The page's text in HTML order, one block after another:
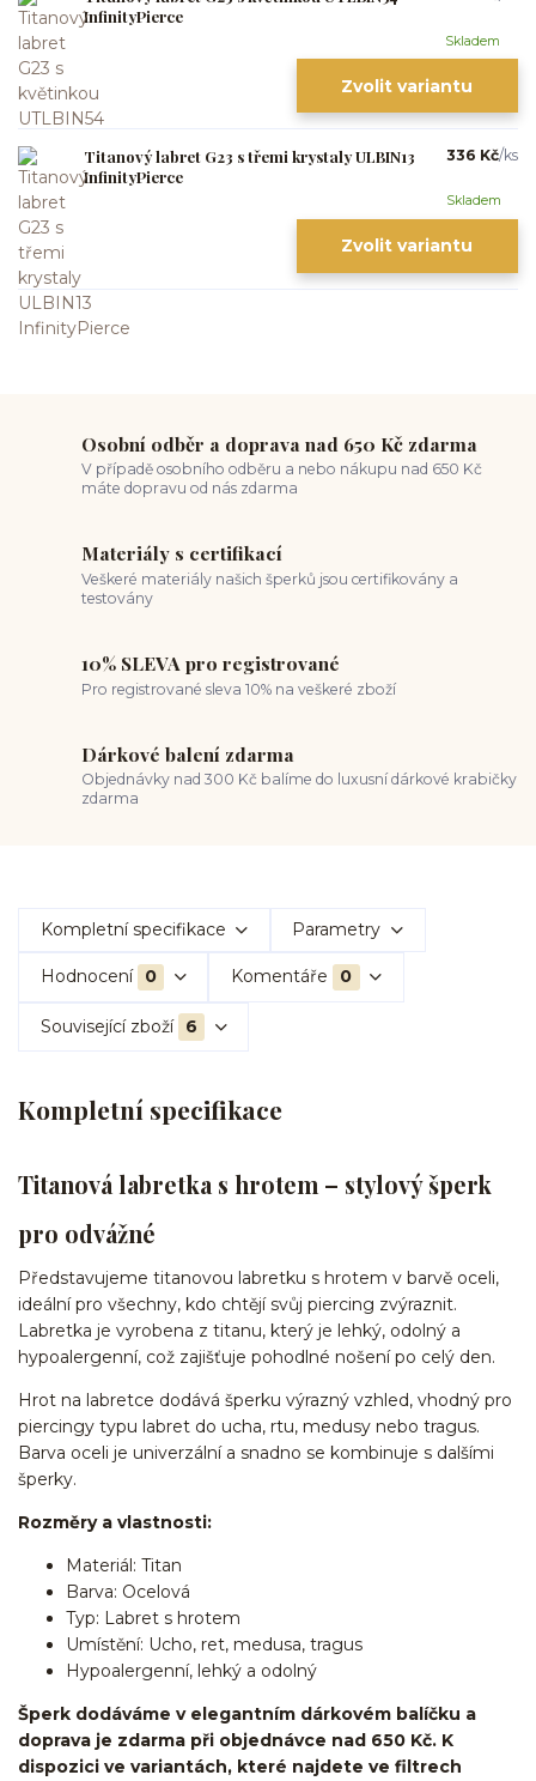
InfinityPierce
Skladem
Zvolit variantu
Titanový labret G23 s třemi krystaly ULBIN13
InfinityPierce
336 Kč/ks
Skladem
Zvolit variantu
Osobní odběr a doprava nad 650 Kč zdarma
V případě osobního odběru a nebo nákupu nad 650 Kč
máte dopravu od nás zdarma
Materiály s certifikací
Veškeré materiály našich šperků jsou certifikovány a
testovány
10% SLEVA pro registrované
Pro registrované sleva 10% na veškeré zboží
Dárkové balení zdarma
Objednávky nad 300 Kč balíme do luxusní dárkové krabičky
zdarma
Kompletní specifikace Parametry
Hodnocení 0 Komentáře 0
Související zboží 6
Kompletní specifikace
Titanová labretka s hrotem – stylový šperk
pro odvážné
Představujeme titanovou labretku s hrotem v barvě oceli,
ideální pro všechny, kdo chtějí svůj piercing zvýraznit.
Labretka je vyrobena z titanu, který je lehký, odolný a
hypoalergenní, což zajišťuje pohodlné nošení po celý den.
Hrot na labretce dodává šperku výrazný vzhled, vhodný pro
piercingy typu labret do ucha, rtu, medusy nebo tragus.
Barva oceli je univerzální a snadno se kombinuje s dalšími
šperky.
Rozměry a vlastnosti:
Materiál: Titan
Barva: Ocelová
Typ: Labret s hrotem
Umístění: Ucho, ret, medusa, tragus
Hypoalergenní, lehký a odolný
Šperk dodáváme v elegantním dárkovém balíčku a
doprava je zdarma při objednávce nad 650 Kč. K
dispozici ve variantách, které najdete ve filtrech